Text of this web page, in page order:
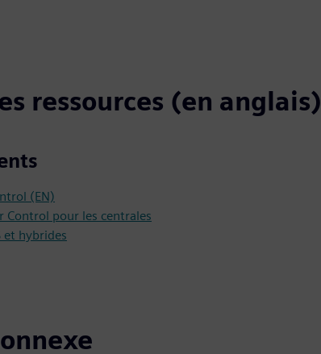
ressources (en anglais)
(EN)
Control pour les centrales
et hybrides